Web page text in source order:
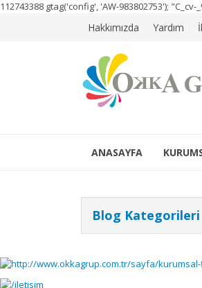
112743388 gtag('config', 'AW-983802753'); "C_cv-
Hakkımızda Yardım
ANASAYFA
Blog Kategorileri